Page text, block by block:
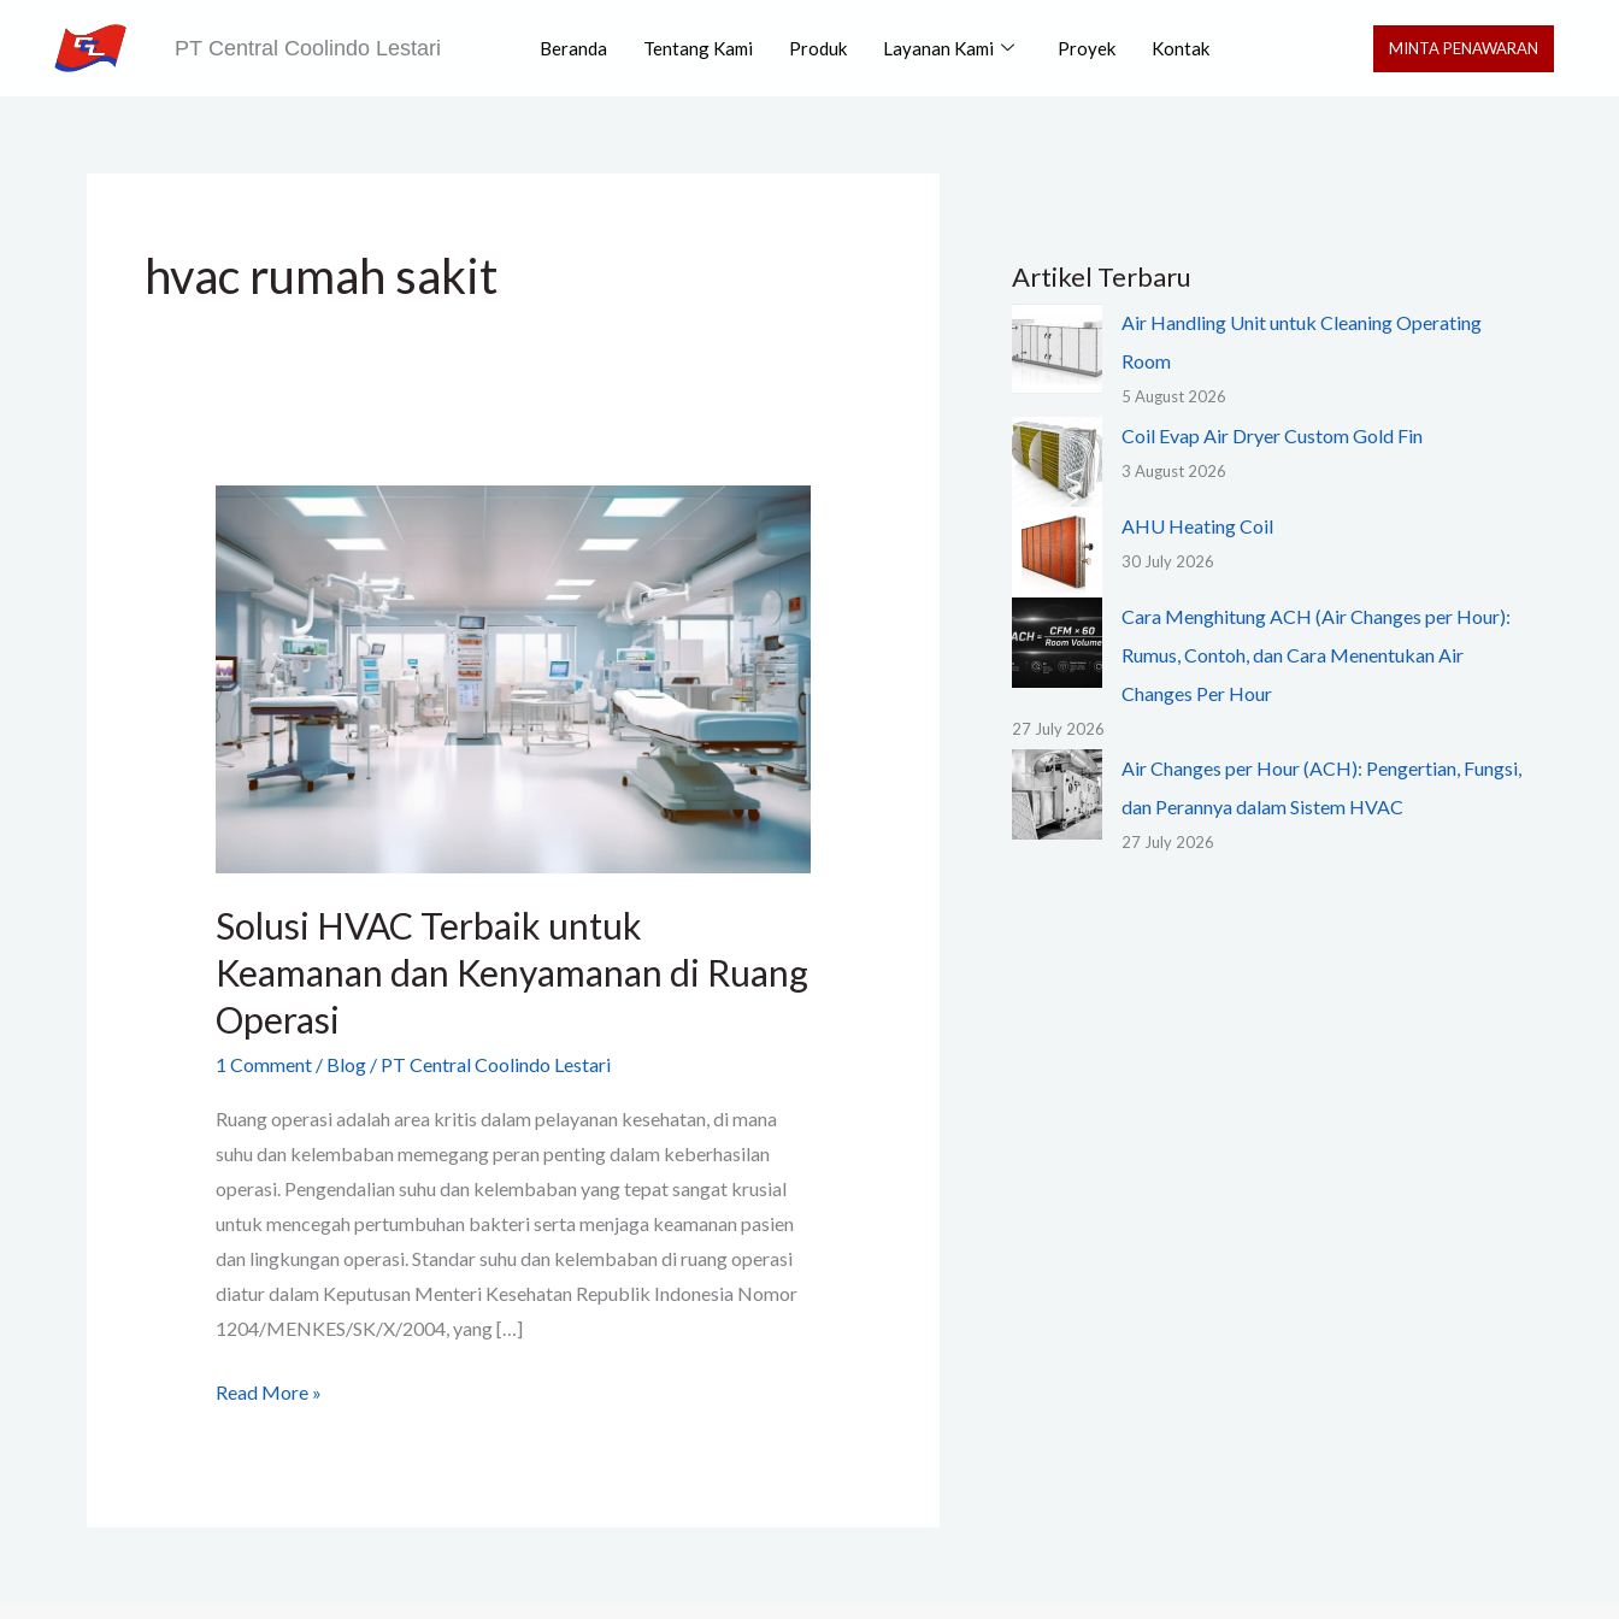
PT Central Coolindo Lestari Beranda Tentang Kami Produk Layanan Kami Proyek Kontak MINTA PENAWARAN
hvac rumah sakit
Solusi HVAC Terbaik untuk
Keamanan dan Kenyamanan di Ruang
Operasi
1 Comment / Blog/ PT Central Coolindo Lestari
Ruang operasi adalah area kritis dalam pelayanan kesehatan, di mana
suhu dan kelembaban memegang peran penting dalam keberhasilan
operasi. Pengendalian suhu dan kelembaban yang tepat sangat krusial
untuk mencegah pertumbuhan bakteri serta menjaga keamanan pasien
dan lingkungan operasi. Standar suhu dan kelembaban di ruang operasi
diatur dalam Keputusan Menteri Kesehatan Republik Indonesia Nomor
1204/MENKES/SK/X/2004, yang […]
Solusi
HVAC
Terbaik
untuk
Keamanan
dan
Kenyamanan
di
Ruang
Operasi
Read More »
Artikel Terbaru
Air Handling Unit untuk Cleaning Operating
Room
5 August 2026
Coil Evap Air Dryer Custom Gold Fin
3 August 2026
AHU Heating Coil
30 July 2026
Cara Menghitung ACH (Air Changes per Hour):
Rumus, Contoh, dan Cara Menentukan Air
Changes Per Hour
27 July 2026
Air Changes per Hour (ACH): Pengertian, Fungsi,
dan Perannya dalam Sistem HVAC
27 July 2026